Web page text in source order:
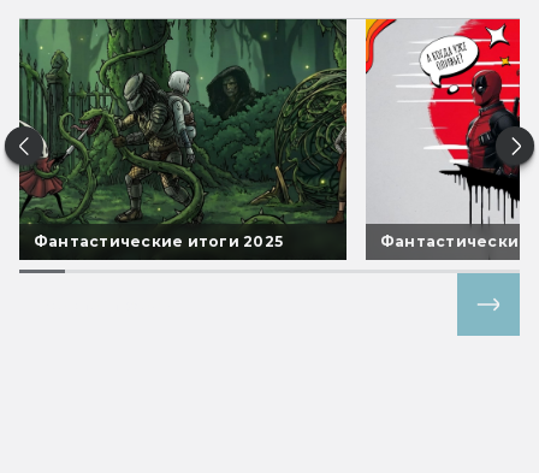
Фантастические итоги 2025 Фантастические